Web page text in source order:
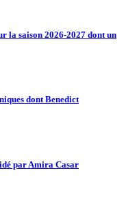
la saison 2026-2027 dont un
dont Benedict
par Amira Casar